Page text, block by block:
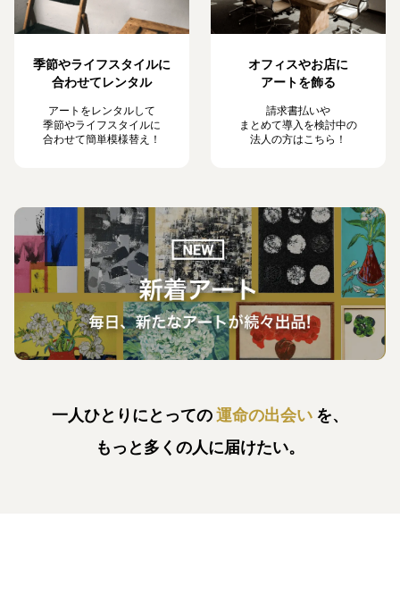
季節やライフスタイルに
合わせてレンタル
アートをレンタルして
季節やライフスタイルに
合わせて簡単模様替え！
オフィスやお店に
アートを飾る
請求書払いや
まとめて導入を検討中の
法人の方はこちら！
一人ひとりにとっての運命の出会い を、
もっと多くの人に届けたい。